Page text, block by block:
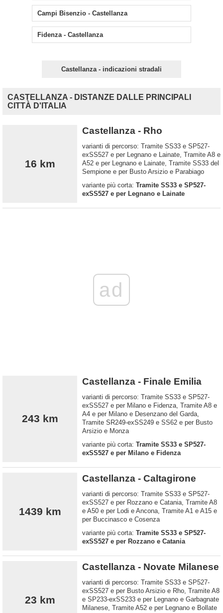
Campi Bisenzio - Castellanza
Fidenza - Castellanza
Castellanza - indicazioni stradali
CASTELLANZA - DISTANZE DALLE PRINCIPALI
CITTÀ D'ITALIA
16 km
Castellanza - Rho
varianti di percorso: Tramite SS33 e SP527-
exSS527 e per Legnano e Lainate, Tramite A8 e
A52 e per Legnano e Lainate, Tramite SS33 del
Sempione e per Busto Arsizio e Parabiago
variante più corta: Tramite SS33 e SP527-
exSS527 e per Legnano e Lainate
ad
243 km
Castellanza - Finale Emilia
varianti di percorso: Tramite SS33 e SP527-
exSS527 e per Milano e Fidenza, Tramite A8 e
A4 e per Milano e Desenzano del Garda,
Tramite SR249-exSS249 e SS62 e per Busto
Arsizio e Monza
variante più corta: Tramite SS33 e SP527-
exSS527 e per Milano e Fidenza
1439 km
Castellanza - Caltagirone
varianti di percorso: Tramite SS33 e SP527-
exSS527 e per Rozzano e Catania, Tramite A8
e A50 e per Lodi e Ancona, Tramite A1 e A15 e
per Buccinasco e Cosenza
variante più corta: Tramite SS33 e SP527-
exSS527 e per Rozzano e Catania
23 km
Castellanza - Novate Milanese
varianti di percorso: Tramite SS33 e SP527-
exSS527 e per Busto Arsizio e Rho, Tramite A8
e SP233-exSS233 e per Legnano e Garbagnate
Milanese, Tramite A52 e per Legnano e Bollate